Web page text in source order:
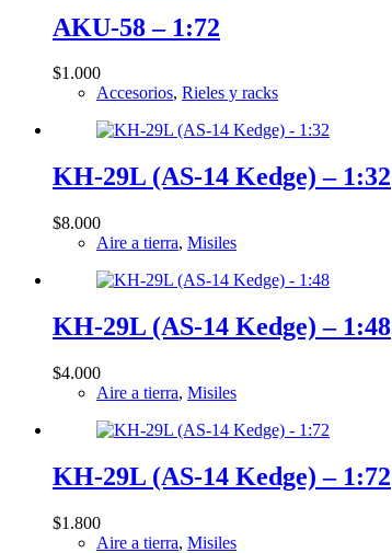
AKU-58 – 1:72
$1.000
Accesorios, Rieles y racks
KH-29L (AS-14 Kedge) – 1:32
$8.000
Aire a tierra, Misiles
KH-29L (AS-14 Kedge) – 1:48
$4.000
Aire a tierra, Misiles
KH-29L (AS-14 Kedge) – 1:72
$1.800
Aire a tierra, Misiles